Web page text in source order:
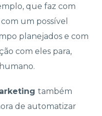
que faz com
um possível
planejados e com
com eles para,
também
de automatizar